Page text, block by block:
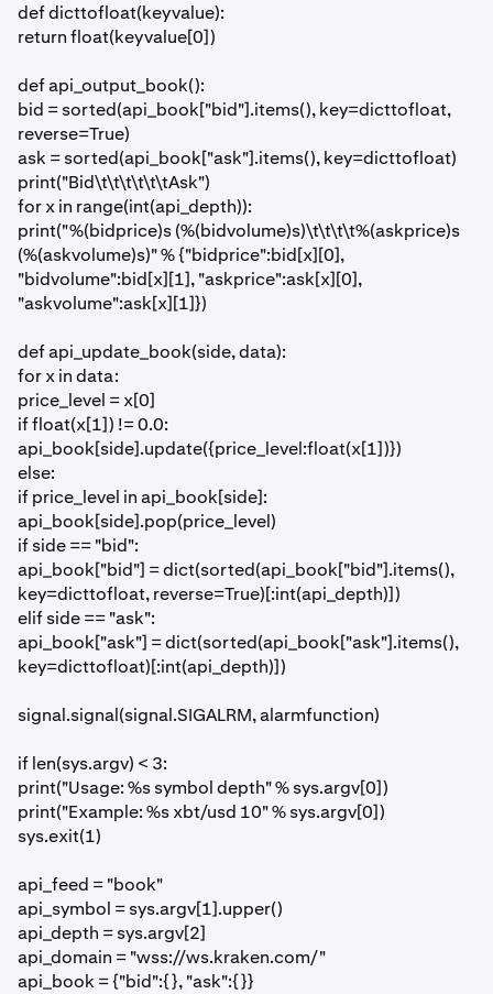
def dicttofloat(keyvalue):
return float(keyvalue[0])
def api_output_book():
bid = sorted(api_book["bid"].items(), key=dicttofloat,
reverse=True)
ask = sorted(api_book["ask"].items(), key=dicttofloat)
print("Bid\t\t\t\t\t\tAsk")
for x in range(int(api_depth)):
print("%(bidprice)s (%(bidvolume)s)\t\t\t\t%(askprice)s
(%(askvolume)s)" % {"bidprice":bid[x][0],
"bidvolume":bid[x][1], "askprice":ask[x][0],
"askvolume":ask[x][1]})
def api_update_book(side, data):
for x in data:
price_level = x[0]
if float(x[1]) != 0.0:
api_book[side].update({price_level:float(x[1])})
else:
if price_level in api_book[side]:
api_book[side].pop(price_level)
if side == "bid":
api_book["bid"] = dict(sorted(api_book["bid"].items(),
key=dicttofloat, reverse=True)[:int(api_depth)])
elif side == "ask":
api_book["ask"] = dict(sorted(api_book["ask"].items(),
key=dicttofloat)[:int(api_depth)])
signal.signal(signal.SIGALRM, alarmfunction)
if len(sys.argv) < 3:
print("Usage: %s symbol depth" % sys.argv[0])
print("Example: %s xbt/usd 10" % sys.argv[0])
sys.exit(1)
api_feed = "book"
api_symbol = sys.argv[1].upper()
api_depth = sys.argv[2]
api_domain = "wss://ws.kraken.com/"
api_book = {"bid":{}, "ask":{}}